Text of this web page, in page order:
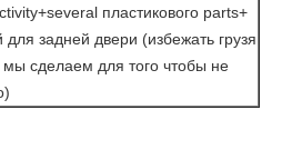
пластикового parts+
для задней двери (избежать грузя
сделаем для того чтобы не